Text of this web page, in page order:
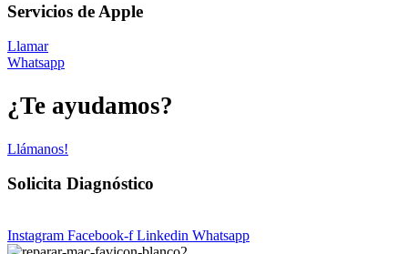
Servicios de Apple
Llamar
Whatsapp
¿Te ayudamos?
Llámanos!
Solicita Diagnóstico
Instagram Facebook-f Linkedin Whatsapp